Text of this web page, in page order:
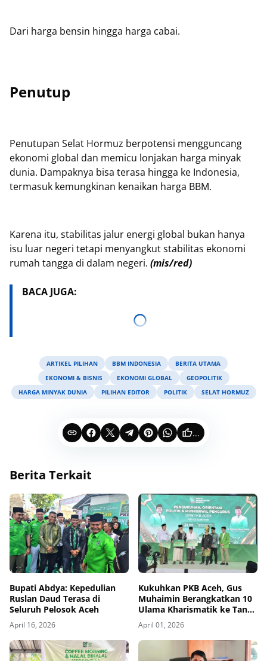
Dari harga bensin hingga harga cabai.
Penutup
Penutupan Selat Hormuz berpotensi mengguncang
ekonomi global dan memicu lonjakan harga minyak
dunia. Dampaknya bisa terasa hingga ke Indonesia,
termasuk kemungkinan kenaikan harga BBM.
Karena itu, stabilitas jalur energi global bukan hanya
isu luar negeri tetapi menyangkut stabilitas ekonomi
rumah tangga di dalam negeri. (mis/red)
BACA JUGA:
ARTIKEL PILIHAN BBM INDONESIA
BERITA UTAMA
EKONOMI & BISNIS
EKONOMI GLOBAL
GEOPOLITIK
HARGA MINYAK DUNIA
PILIHAN EDITOR POLITIK SELAT HORMUZ
...
Berita Terkait
Bupati Abdya: Kepedulian
Ruslan Daud Terasa di
Seluruh Pelosok Aceh
April 16, 2026
Kukuhkan PKB Aceh, Gus
Muhaimin Berangkatkan 10
Ulama Kharismatik ke Tanah
Suci
April 01, 2026